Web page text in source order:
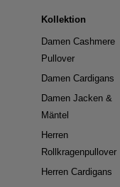
Kollektion
Damen Cashmere
Pullover
Damen Cardigans
Damen Jacken &
Mäntel
Herren
Rollkragenpullover
Herren Cardigans